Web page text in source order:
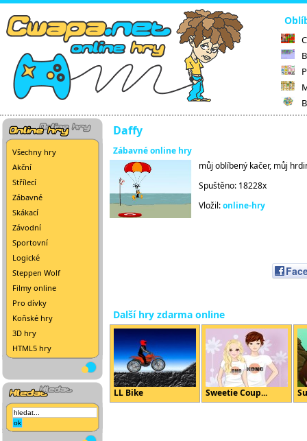
Všechny hry
Akční
Střílecí
Zábavné
Skákací
Závodní
Sportovní
Logické
Steppen Wolf
Filmy online
Pro dívky
Koňské hry
3D hry
HTML5 hry
Daffy
Zábavné online hry
můj oblíbený kačer, můj
Spuštěno: 18228x
Vložil:online-hry
Další hry zdarma online
LL Bike Sweetie Coup...